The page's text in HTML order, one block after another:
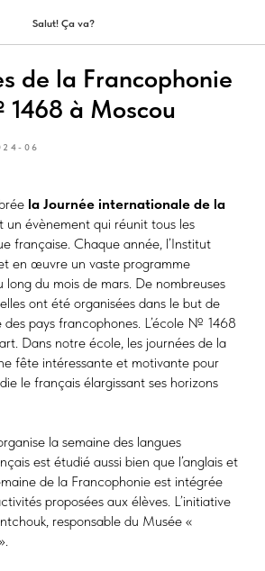
Salut! Ça va?
de la Francophonie
à Moscou
06
la Journée internationale de la
un évènement qui réunit tous les
française. Chaque année, l’Institut
en œuvre un vaste programme
long du mois de mars. De nombreuses
ont été organisées dans le but de
pays francophones. L’école № 1468
Dans notre école, les journées de la
fête intéressante et motivante pour
le français élargissant ses horizons
la semaine des langues
est étudié aussi bien que l’anglais et
de la Francophonie est intégrée
proposées aux élèves. L’initiative
responsable du Musée «